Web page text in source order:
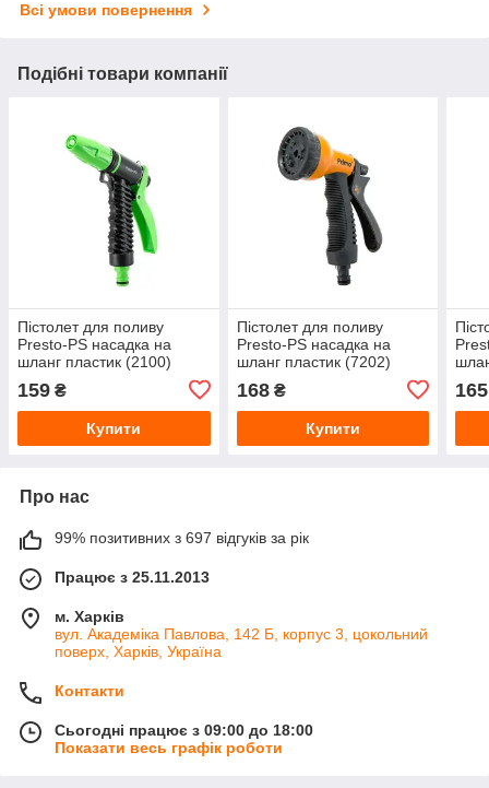
Всі умови повернення
Подібні товари компанії
Пістолет для поливу
Presto-PS насадка на
шланг пластик (2100)
159 ₴
Купити
Пістолет для поливу
Presto-PS насадка на
шланг пластик (7202)
168₴
Купити
165
Про нас
99% позитивних з 697 відгуків за рік
Працює з 25.11.2013
м. Харків
вул. Академіка Павлова, 142 Б, корпус 3, цокольний
поверх, Харків, Україна
Контакти
Сьогодні працює з 09:00 до 18:00
Показати весь графік роботи